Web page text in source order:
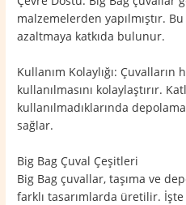
malzemelerden yapılmıştır.
azaltmaya katkıda bulunur.
Kullanım Kolaylığı: Çuvalların
kullanılmasını kolaylaştırır.
kullanılmadıklarında
sağlar.
Big Bag Çuval Çeşitleri
Big Bag çuvallar, taşıma ve
farklı tasarımlarda üretilir. İşte